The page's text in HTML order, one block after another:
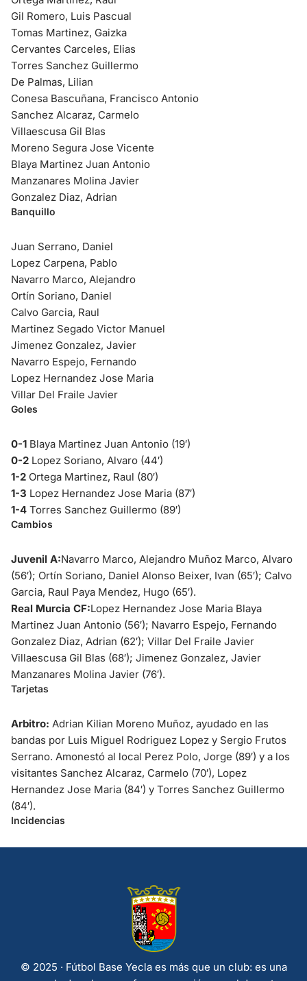
Gil Romero, Luis Pascual
Tomas Martinez, Gaizka
Cervantes Carceles, Elias
Torres Sanchez Guillermo
De Palmas, Lilian
Conesa Bascuñana, Francisco Antonio
Sanchez Alcaraz, Carmelo
Villaescusa Gil Blas
Moreno Segura Jose Vicente
Blaya Martinez Juan Antonio
Manzanares Molina Javier
Gonzalez Diaz, Adrian
Banquillo
Juan Serrano, Daniel
Lopez Carpena, Pablo
Navarro Marco, Alejandro
Ortín Soriano, Daniel
Calvo Garcia, Raul
Martinez Segado Victor Manuel
Jimenez Gonzalez, Javier
Navarro Espejo, Fernando
Lopez Hernandez Jose Maria
Villar Del Fraile Javier
Goles
0-1 Blaya Martinez Juan Antonio (19′)
0-2 Lopez Soriano, Alvaro (44′)
1-2 Ortega Martinez, Raul (80′)
1-3 Lopez Hernandez Jose Maria (87′)
1-4 Torres Sanchez Guillermo (89′)
Cambios
Juvenil A:Navarro Marco, Alejandro Muñoz Marco, Alvaro
(56′); Ortín Soriano, Daniel Alonso Beixer, Ivan (65′); Calvo
Garcia, Raul Paya Mendez, Hugo (65′).
Real Murcia CF:Lopez Hernandez Jose Maria Blaya
Martinez Juan Antonio (56′); Navarro Espejo, Fernando
Gonzalez Diaz, Adrian (62′); Villar Del Fraile Javier
Villaescusa Gil Blas (68′); Jimenez Gonzalez, Javier
Manzanares Molina Javier (76′).
Tarjetas
Arbitro: Adrian Kilian Moreno Muñoz, ayudado en las
bandas por Luis Miguel Rodriguez Lopez y Sergio Frutos
Serrano. Amonestó al local Perez Polo, Jorge (89′) y a los
visitantes Sanchez Alcaraz, Carmelo (70′), Lopez
Hernandez Jose Maria (84′) y Torres Sanchez Guillermo
(84′).
Incidencias
© 2025 · Fútbol Base Yecla es más que un club: es una